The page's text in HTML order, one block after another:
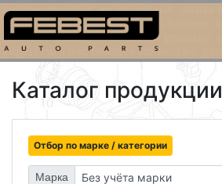
Каталог продукции
Отбор по марке / категории
Марка